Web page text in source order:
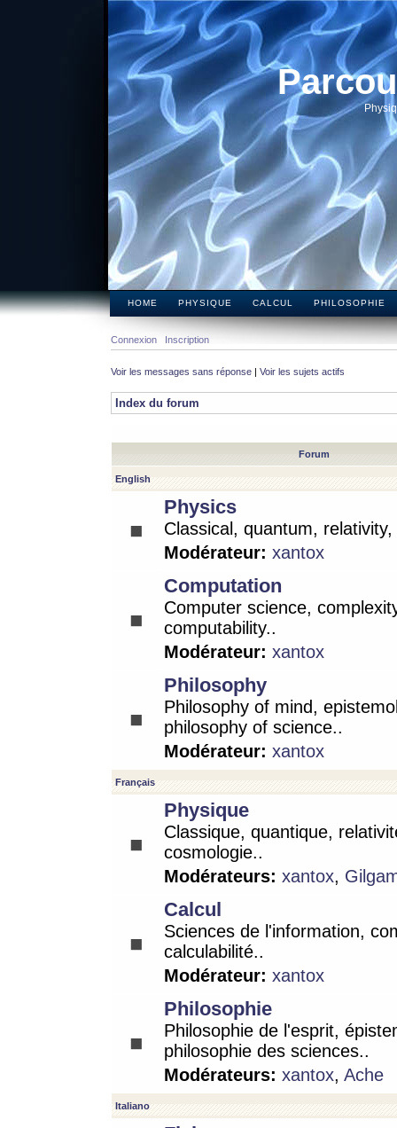
HOME PHYSIQUE CALCUL PHILOSOPHIE
Connexion Inscription
Voir les messages sans réponse | Voir les sujets actifs
Index du forum
Forum
English
Physics
Classical, quantum,
Modérateur: xantox
Computation
Computer science,
computability..
Modérateur: xantox
Philosophy
Philosophy of mind,
philosophy of science..
Modérateur: xantox
Français
Physique
Classique, quantique,
cosmologie..
Modérateurs: xantox,
Calcul
Sciences de l'information,
calculabilité..
Modérateur: xantox
Philosophie
Philosophie de l'esprit,
philosophie des sciences..
Modérateurs: xantox, Ache
Italiano